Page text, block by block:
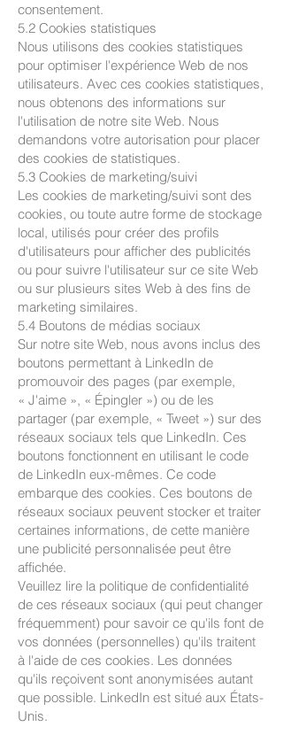
consentement.
5.2 Cookies statistiques
Nous utilisons des cookies statistiques
pour optimiser l'expérience Web de nos
utilisateurs. Avec ces cookies statistiques,
nous obtenons des informations sur
l'utilisation de notre site Web. Nous
demandons votre autorisation pour placer
des cookies de statistiques.
5.3 Cookies de marketing/suivi
Les cookies de marketing/suivi sont des
cookies, ou toute autre forme de stockage
local, utilisés pour créer des profils
d'utilisateurs pour afficher des publicités
ou pour suivre l'utilisateur sur ce site Web
ou sur plusieurs sites Web à des fins de
marketing similaires.
5.4 Boutons de médias sociaux
Sur notre site Web, nous avons inclus des
boutons permettant à LinkedIn de
promouvoir des pages (par exemple,
« J'aime », « Épingler ») ou de les
partager (par exemple, « Tweet ») sur des
réseaux sociaux tels que LinkedIn. Ces
boutons fonctionnent en utilisant le code
de LinkedIn eux-mêmes. Ce code
embarque des cookies. Ces boutons de
réseaux sociaux peuvent stocker et traiter
certaines informations, de cette manière
une publicité personnalisée peut être
affichée.
Veuillez lire la politique de confidentialité
de ces réseaux sociaux (qui peut changer
fréquemment) pour savoir ce qu'ils font de
vos données (personnelles) qu'ils traitent
à l'aide de ces cookies. Les données
qu'ils reçoivent sont anonymisées autant
que possible. LinkedIn est situé aux États-
Unis.